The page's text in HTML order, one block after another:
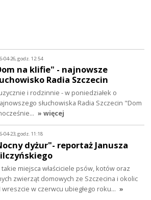
04-26, godz. 12:54
na klifie" - najnowsze
Radia Szczecin
i rodzinnie - w poniedziałek o
słuchowiska Radia Szczecin "Dom
» więcej
04-23, godz. 11:18
dyżur"- reportaż Janusza
takie miejsca właściciele psów, kotów oraz
zwierząt domowych ze Szczecina i okolic
w czerwcu ubiegłego roku… »